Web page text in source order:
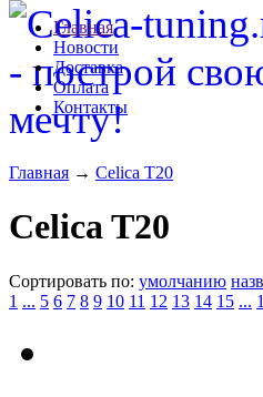
Главная
Новости
Доставка
Оплата
Контакты
Главная → Celica T20
Celica T20
Сортировать по: умолчанию
1 ... 5 6 7 8 9 10 11 12 13 14 15 ...